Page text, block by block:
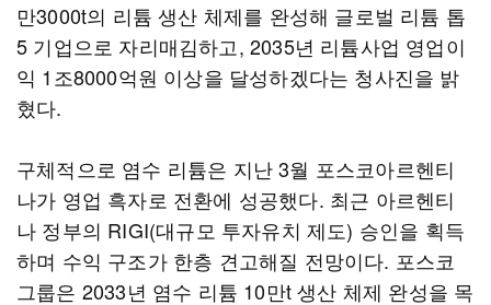
만3000t의 리튬 생산 체제를 완성해 글로벌 리튬 톱
5 기업으로 자리매김하고, 2035년 리튬사업 영업이
익 1조8000억원 이상을 달성하겠다는 청사진을 밝
혔다.
구체적으로 염수 리튬은 지난 3월 포스코아르헨티
나가 영업 흑자로 전환에 성공했다. 최근 아르헨티
나 정부의 RIGI(대규모 투자유치 제도) 승인을 획득
하며 수익 구조가 한층 견고해질 전망이다. 포스코
그룹은 2033년 염수 리튬 10만t 생산 체제 완성을 목